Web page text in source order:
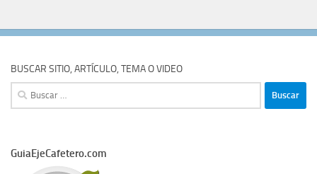
BUSCAR SITIO, ARTÍCULO, TEMA O VIDEO
Buscar:
GuiaEjeCafetero.com